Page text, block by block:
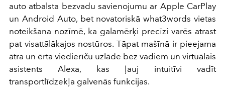
auto atbalsta bezvadu savienojumu ar Apple CarPlay
un Android Auto, bet novatoriskā what3words vietas
noteikšana nozīmē, ka galamērķi precīzi varēs atrast
pat visattālākajos nostūros. Tāpat mašīnā ir pieejama
ātra un ērta viedierīču uzlāde bez vadiem un virtuālais
asistents Alexa, kas ļauj intuitīvi vadīt
transportlīdzekļa galvenās funkcijas.